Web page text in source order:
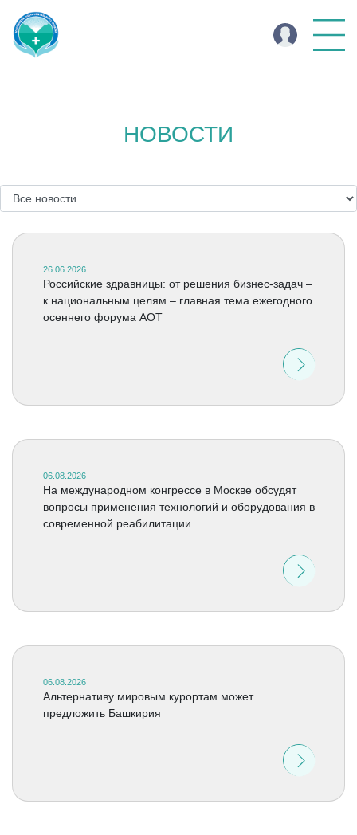
НОВОСТИ
26.06.2026
Российские здравницы: от решения бизнес-задач –
к национальным целям – главная тема ежегодного
осеннего форума АОТ
06.08.2026
На международном конгрессе в Москве обсудят
вопросы применения технологий и оборудования в
современной реабилитации
06.08.2026
Альтернативу мировым курортам может
предложить Башкирия